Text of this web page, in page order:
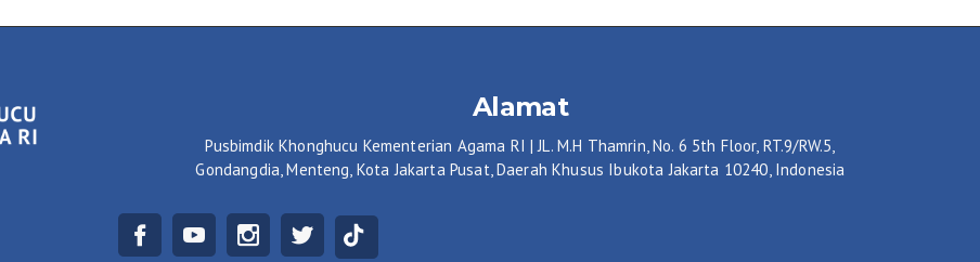
Alamat
Pusbimdik Khonghucu Kementerian Agama RI | JL. M.H Thamrin, No. 6 5th Floor, RT.9/RW.5,
Gondangdia, Menteng, Kota Jakarta Pusat, Daerah Khusus Ibukota Jakarta 10240, Indonesia